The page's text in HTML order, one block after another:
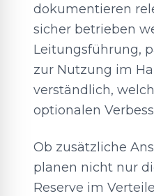
dokumentieren
sicher betrieben
Leitungsführung,
zur Nutzung im
verständlich,
optionalen
Ob zusätzliche
planen nicht nur
Reserve im